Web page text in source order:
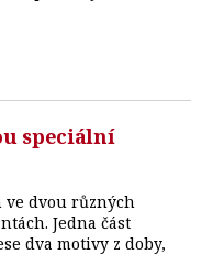
speciální
ve dvou různých
Jedna část
dva motivy z doby,